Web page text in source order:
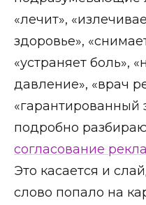
«лечит»,
здоровье»,
«устраняет боль»,
давление», «врач
«гарантированный
подробно
согласование
Это касается и
слово попало на